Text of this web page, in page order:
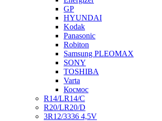
GP
HYUNDAI
Kodak
Panasonic
Robiton
Samsung PLEOMAX
SONY
TOSHIBA
Varta
Космос
R14/LR14/C
R20/LR20/D
3R12/3336 4,5V